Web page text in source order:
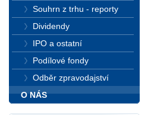
Souhrn z trhu - reporty
Dividendy
IPO a ostatní
Podílové fondy
Odběr zpravodajství
O NÁS